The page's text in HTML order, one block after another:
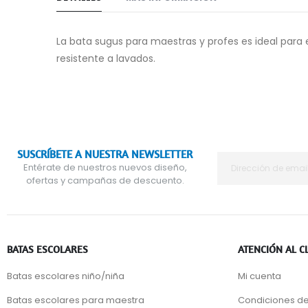
La bata sugus para maestras y profes es ideal
resistente a lavados.
SUSCRÍBETE A NUESTRA NEWSLETTER
Entérate de nuestros nuevos diseño,
ofertas y campañas de descuento.
BATAS ESCOLARES
Batas escolares niño/niña
Batas escolares para maestra
ATENCIÓN AL
Mi cuenta
Condiciones